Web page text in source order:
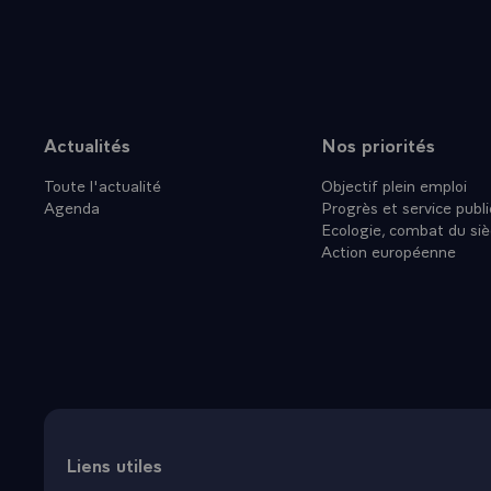
parvenir à
encore.
croire que
lancera en
l'appeler,
et vient, qui
de l'Europe
présence
- Alors cet
établir la
semble
Plan du site
Actualités
Toute l'actualité
Agenda
Nos priorités
Objectif plein emploi
Progrès et service
Ecologie, combat du
Action européenne
Liens utiles